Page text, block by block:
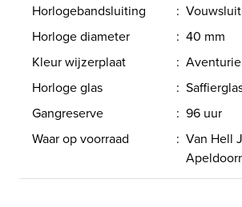
Horlogebandsluiting
:
Horloge diameter
: 40 mm
Kleur wijzerplaat
:
Horloge glas
:
Gangreserve
: 96 uur
Waar op voorraad
: Van Hell